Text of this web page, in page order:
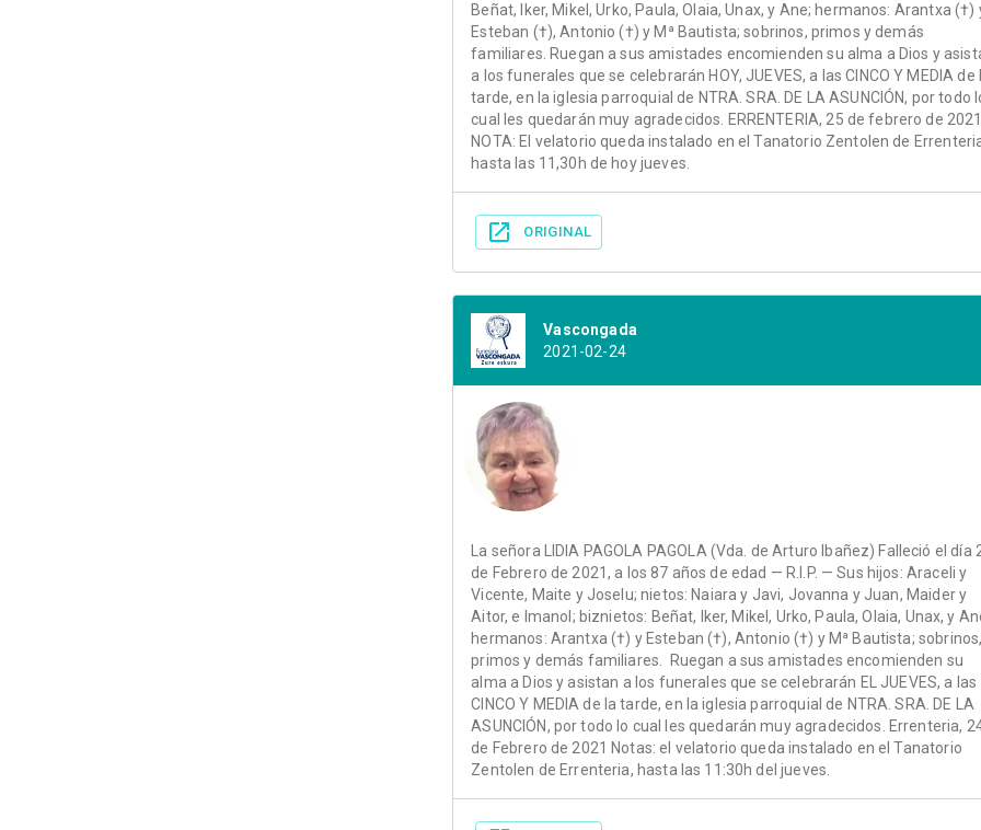
Beñat, Iker, Mikel, Urko, Paula, Olaia, Unax, y Ane; hermanos: Arantxa (†)
Esteban (†), Antonio (†) y Mª Bautista; sobrinos, primos y demás
familiares. Ruegan a sus amistades encomienden su alma a Dios y
a los funerales que se celebrarán HOY, JUEVES, a las CINCO Y MEDIA de
tarde, en la iglesia parroquial de NTRA. SRA. DE LA ASUNCIÓN, por todo
cual les quedarán muy agradecidos. ERRENTERIA, 25 de febrero de 2021
NOTA: El velatorio queda instalado en el Tanatorio Zentolen de
hasta las 11,30h de hoy jueves.
ORIGINAL
Vascongada
2021-02-24
La señora LIDIA PAGOLA PAGOLA (Vda. de Arturo Ibañez) Falleció el día
de Febrero de 2021, a los 87 años de edad — R.I.P. — Sus hijos: Araceli y
Vicente, Maite y Joselu; nietos: Naiara y Javi, Jovanna y Juan, Maider y
Aitor, e Imanol; biznietos: Beñat, Iker, Mikel, Urko, Paula, Olaia, Unax, y
hermanos: Arantxa (†) y Esteban (†), Antonio (†) y Mª Bautista; sobrinos,
primos y demás familiares. Ruegan a sus amistades encomienden su
alma a Dios y asistan a los funerales que se celebrarán EL JUEVES, a las
CINCO Y MEDIA de la tarde, en la iglesia parroquial de NTRA. SRA. DE LA
ASUNCIÓN, por todo lo cual les quedarán muy agradecidos. Errenteria,
de Febrero de 2021 Notas: el velatorio queda instalado en el Tanatorio
Zentolen de Errenteria, hasta las 11:30h del jueves.